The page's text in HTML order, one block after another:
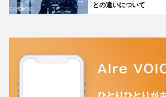
との違いについて